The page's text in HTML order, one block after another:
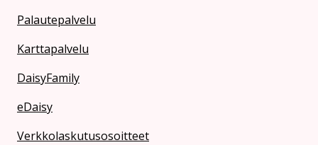
Palautepalvelu
Karttapalvelu
DaisyFamily
eDaisy
Verkkolaskutusosoitteet